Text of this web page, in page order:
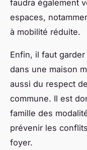
faudra également
espaces,
à mobilité réduite.
Enfin, il faut
dans une maison
aussi du respect
commune. Il est
famille des
prévenir les
foyer.